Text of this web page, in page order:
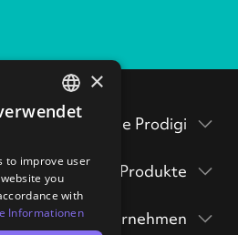
Testen Sie Prodigi
Druck API
Produkte
anfordern
Unternehmen
ENGLISH
×
to improve user
you
with
Informationen